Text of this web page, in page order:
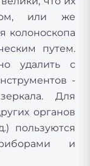
или же
колоноскопа
путем.
удалить с
-
Для
органов
пользуются
и